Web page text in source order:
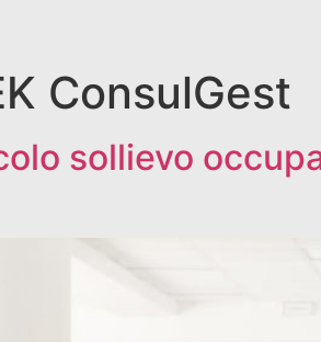
ConsulGest
sollievo